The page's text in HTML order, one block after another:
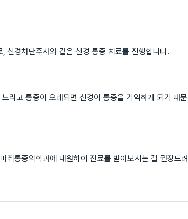
신경차단주사와 같은 신경 통증 치료를 진행합니다.
리고 통증이 오래되면 신경이 통증을 기억하게 되기 때문
취통증의학과에 내원하여 진료를 받아보시는 걸 권장드려